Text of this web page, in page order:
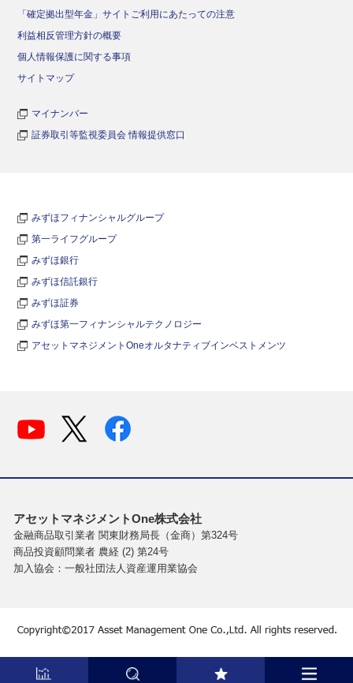
「確定拠出型年金」サイトご利用にあたっての注意
利益相反管理方針の概要
個人情報保護に関する事項
サイトマップ
マイナンバー
証券取引等監視委員会 情報提供窓口
みずほフィナンシャルグループ
第一ライフグループ
みずほ銀行
みずほ信託銀行
みずほ証券
みずほ第一フィナンシャルテクノロジー
アセットマネジメントOneオルタナティブインベストメンツ
アセットマネジメントOne株式会社
金融商品取引業者 関東財務局長（金商）第324号
商品投資顧問業者 農経 (2) 第24号
加入協会：一般社団法人資産運用業協会